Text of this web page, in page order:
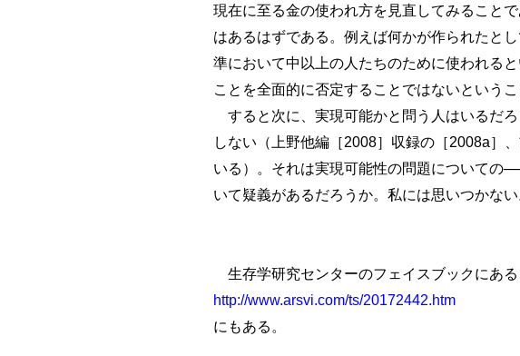
現在に至る金の使われ方を見直してみること
はあるはずである。例えば何かが作られたと
準において中以上の人たちのために使われる
ことを全面的に否定することではないという
すると次に、実現可能かと問う人はいるだ
しない（上野他編［2008］収録の［2008a］
いる）。それは実現可能性の問題についての
いて疑義があるだろうか。私には思いつかない
生存学研究センターのフェイスブックにあ
http://www.arsvi.com/ts/20172442.htm
にもある。